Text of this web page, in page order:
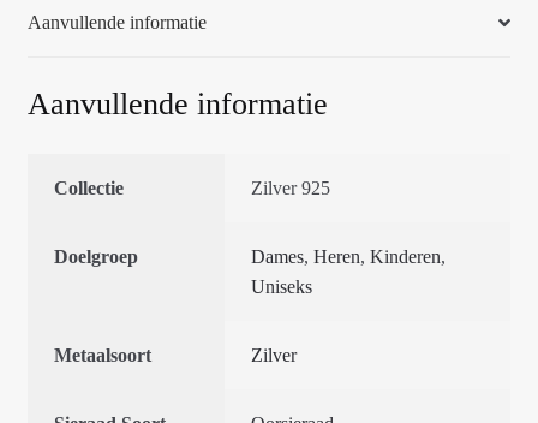
Aanvullende informatie
Aanvullende informatie
Collectie Zilver 925
Doelgroep Dames,Heren,Kinderen,
Uniseks
Metaalsoort Zilver